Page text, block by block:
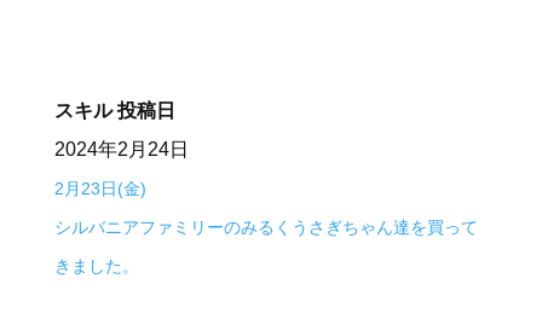
スキル 投稿日
2024年2月24日
2月23日(金)
シルバニアファミリーのみるくうさぎちゃん達を買って
きました。